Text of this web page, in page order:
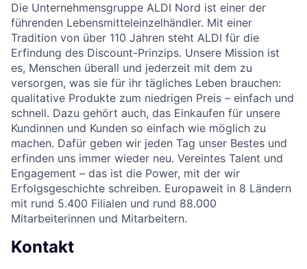
Die Unternehmensgruppe ALDI Nord ist einer der
führenden Lebensmitteleinzelhändler. Mit einer
Tradition von über 110 Jahren steht ALDI für die
Erfindung des Discount-Prinzips. Unsere Mission ist
es, Menschen überall und jederzeit mit dem zu
versorgen, was sie für ihr tägliches Leben brauchen:
qualitative Produkte zum niedrigen Preis – einfach und
schnell. Dazu gehört auch, das Einkaufen für unsere
Kundinnen und Kunden so einfach wie möglich zu
machen. Dafür geben wir jeden Tag unser Bestes und
erfinden uns immer wieder neu. Vereintes Talent und
Engagement – das ist die Power, mit der wir
Erfolgsgeschichte schreiben. Europaweit in 8 Ländern
mit rund 5.400 Filialen und rund 88.000
Mitarbeiterinnen und Mitarbeitern.
Kontakt